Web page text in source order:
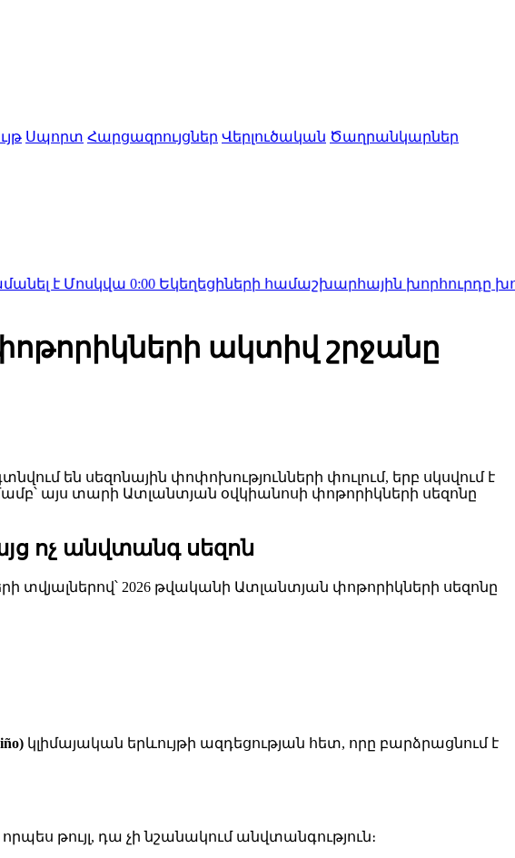
Սպորտ Հարցազրույցներ Վերլուծական Ծաղրանկարներ
0:00 Եկեղեցիների համաշխարհային խորհուրդը խորապես
փոթորիկների ակտիվ շրջանը
են սեզոնային փոփոխությունների փուլում, երբ սկսվում է
այս տարի Ատլանտյան օվկիանոսի փոթորիկների սեզոնը
ոչ անվտանգ սեզոն
տվյալներով՝ 2026 թվականի Ատլանտյան փոթորիկների սեզոնը
կլիմայական երևույթի ազդեցության հետ, որը բարձրացնում է
թույլ, դա չի նշանակում անվտանգություն։